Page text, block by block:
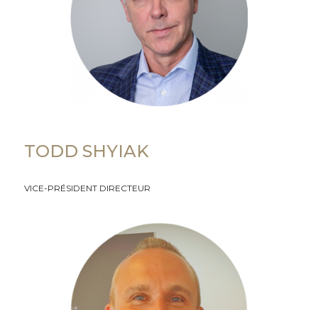
TODD SHYIAK
VICE-PRÉSIDENT DIRECTEUR